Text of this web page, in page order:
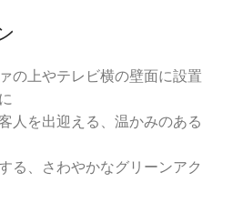
の上やテレビ横の壁面に設置
人を出迎える、温かみのある
る、さわやかなグリーンアク